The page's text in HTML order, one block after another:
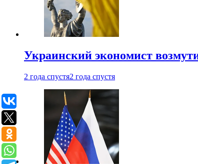
Украинский экономист
2 года спустя2 года спустя